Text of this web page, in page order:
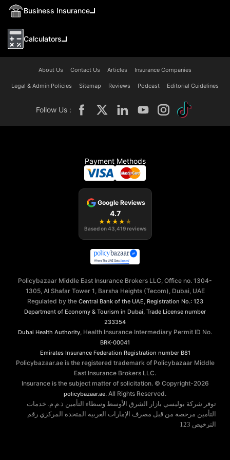
Business Insurance
Calculators
About Us Contact Us Articles Insurance Companies
Legal & Admin Policies Sitemap Reviews Podcast Editorial Guidelines
Follow Us :
Payment Methods
Google Reviews
4.7
★ ★ ★ ★ ★
Based on43,419 reviews
Policybazaar Middle East Insurance Brokers LLC, Office no. 1304-
1305, Al Shafar Tower 1, Barsha Heights (Tecom), Dubai, UAE
Regulated by the Central Bank of the UAE Registration No.: 123
Department of Economy & Tourism in Dubai Trade License number
233354
Dubai Health Authority , Health Insurance Intermediary Permit ID No.
BRK-00041
Emirates Insurance Federation Registration number B81
Policybazaar.ae is the registered trademark of Policybazaar Middle
East Insurance Brokers LLC.
Insurance is the subject matter of solicitation. © Copyright-2026
policybazaar.ae. All Rights Reserved.
توفر شركة بوليسي بازار الشرق الأوسط وسطاء التأمين ذ.م.م. خدمات
التأمين مرخصة من قبل مصرف الإمارات العربية المتحدة المركزي رقم
الترخيص 123